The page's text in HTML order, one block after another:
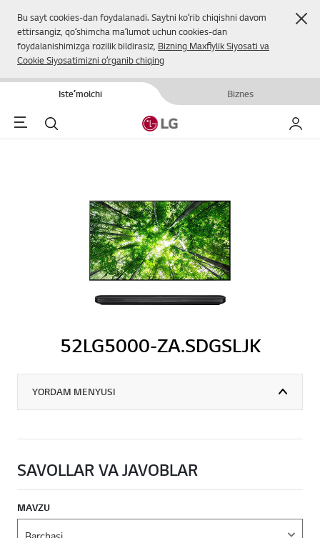
Bu sayt cookies-dan foydalanadi. Saytni koʻrib chiqishni davom
ettirsangiz, qoʻshimcha maʼlumot uchun cookies-dan
foydalanishimizga rozilik bildirasiz, Bizning Maxfiylik Siyosati va
Cookie Siyosatimizni oʻrganib chiqing
Isteʼmolchi Biznes
Menu Qidirish
52LG5000-ZA.SDGSLJK
YORDAM MENYUSI
SAVOLLAR VA JAVOBLAR
MAVZU